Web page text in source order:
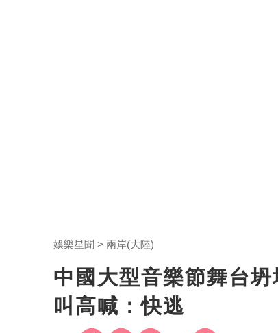
娛樂星聞 兩岸(大陸)
中國大型音樂節舞台
叫高喊：快逃